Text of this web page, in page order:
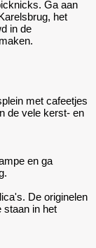
Ga aan
het
in de
met cafeetjes
de vele kerst- en
en ga
De originelen
staan in het